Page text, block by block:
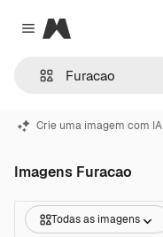
Close menu
Magnific
Crie uma imagem com IA
Imagens Furacao
Todas as imagens